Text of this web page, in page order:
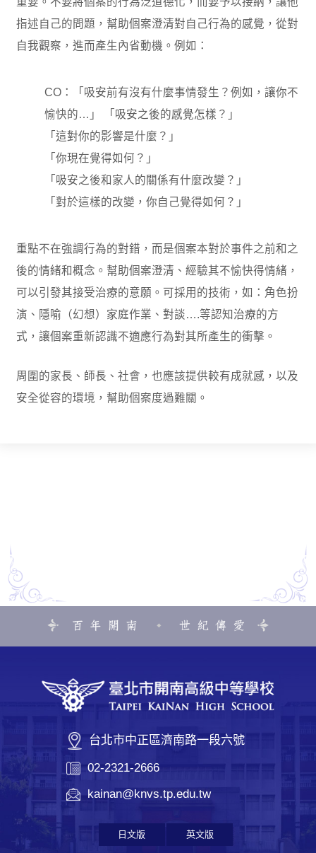
指述自己的問題，幫助個案澄清對自己行為的感覺，從對
自我觀察，進而產生內省動機。例如：
CO：「吸安前有沒有什麼事情發生？例如，讓你不
愉快的…」 「吸安之後的感覺怎樣？」
「這對你的影響是什麼？」
「你現在覺得如何？」
「吸安之後和家人的關係有什麼改變？」
「對於這樣的改變，你自己覺得如何？」
重點不在強調行為的對錯，而是個案本對於事件之前和之
後的情緒和概念。幫助個案澄清、經驗其不愉快得情緒，
可以引發其接受治療的意願。可採用的技術，如：角色扮
演、隱喻（幻想）家庭作業、對談….等認知治療的方
式，讓個案重新認識不適應行為對其所產生的衝擊。
周圍的家長、師長、社會，也應該提供較有成就感，以及
安全從容的環境，幫助個案度過難關。
台北市中正區濟南路一段六號
02-2321-2666
kainan@knvs.tp.edu.tw
日文版 英文版